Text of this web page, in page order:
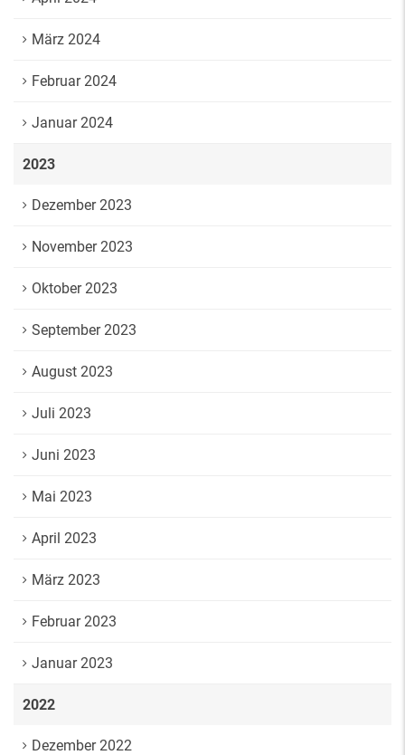
März 2024
Februar 2024
Januar 2024
2023
Dezember 2023
November 2023
Oktober 2023
September 2023
August 2023
Juli 2023
Juni 2023
Mai 2023
April 2023
März 2023
Februar 2023
Januar 2023
2022
Dezember 2022